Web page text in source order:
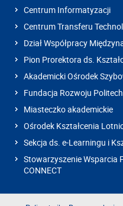
Centrum Informatyzacji
Centrum Transferu
Dział Współpracy
Pion Prorektora ds.
Akademicki Ośrodek
Fundacja Rozwoju
Miasteczko akademickie
Ośrodek Kształcenia
Sekcja ds. e-Learningu i
Stowarzyszenie Wsparcia
CONNECT